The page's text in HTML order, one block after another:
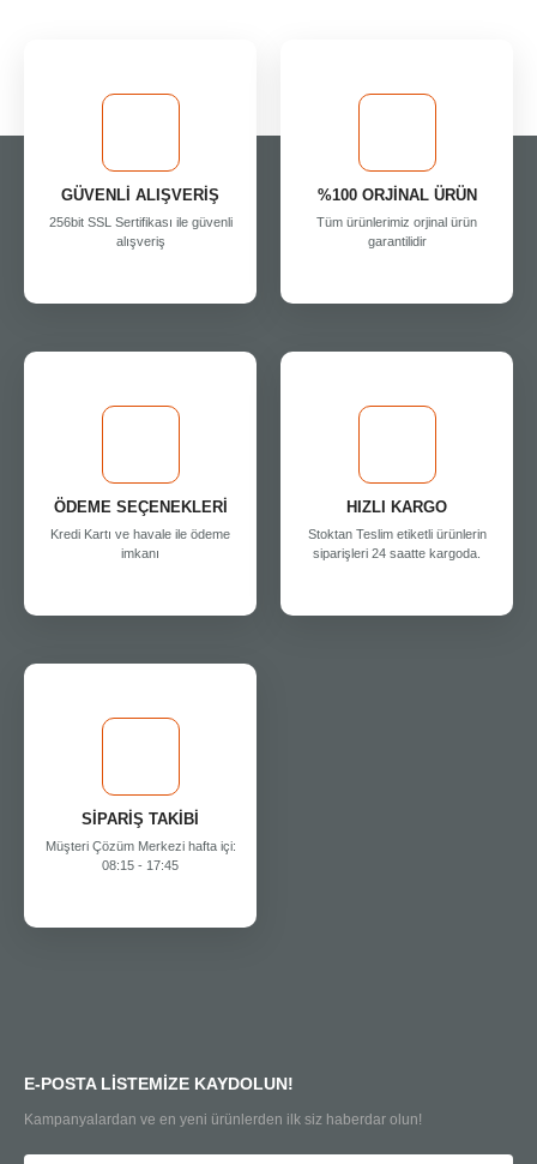
GÜVENLİ ALIŞVERİŞ
256bit SSL Sertifikası ile güvenli
alışveriş
%100 ORJİNAL ÜRÜN
Tüm ürünlerimiz orjinal ürün
garantilidir
ÖDEME SEÇENEKLERİ
Kredi Kartı ve havale ile ödeme
imkanı
HIZLI KARGO
Stoktan Teslim etiketli ürünlerin
siparişleri 24 saatte kargoda.
SİPARİŞ TAKİBİ
Müşteri Çözüm Merkezi hafta içi:
08:15 - 17:45
E-POSTA LİSTEMİZE KAYDOLUN!
Kampanyalardan ve en yeni ürünlerden ilk siz haberdar olun!